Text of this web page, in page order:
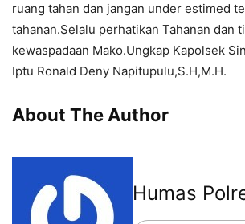
ruang tahan dan jangan under estimed
tahanan.Selalu perhatikan Tahanan dan
kewaspadaan Mako.Ungkap Kapolsek
Iptu Ronald Deny Napitupulu,S.H,M.H.
About The Author
Humas